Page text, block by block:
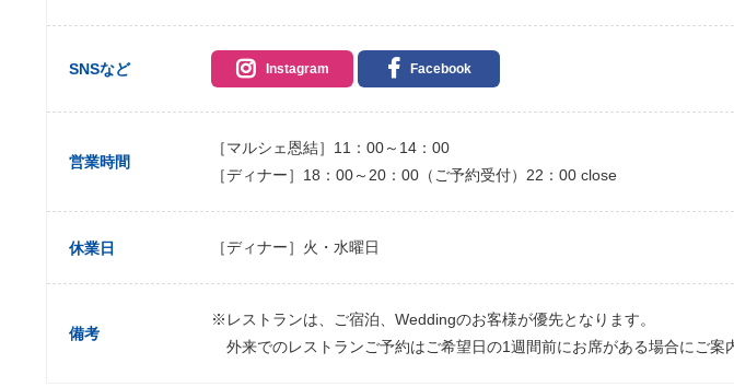
SNSなど Instagram Facebook
営業時間
［マルシェ恩結］11：00～14：00
［ディナー］18：00～20：00（ご予約受付）22：00 close
休業日 ［ディナー］火・水曜日
備考
※レストランは、ご宿泊、Weddingのお客様が優先となります。
外来でのレストランご予約はご希望日の1週間前にお席がある場合にご案